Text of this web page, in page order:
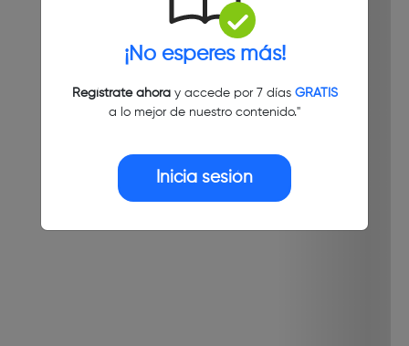
¡No esperes más!
Regístrate ahoray accede por 7 días GRATIS
a lo mejor de nuestro contenido."
Inicia sesión